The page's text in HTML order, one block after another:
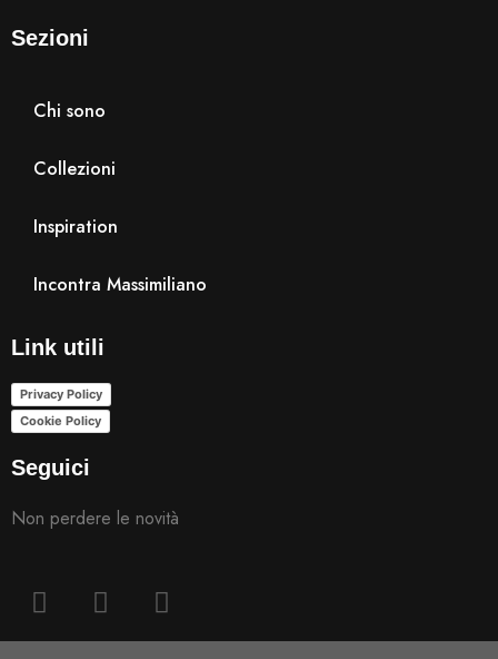
Sezioni
Chi sono
Collezioni
Inspiration
Incontra Massimiliano
Link utili
Privacy Policy
Cookie Policy
Seguici
Non perdere le novità